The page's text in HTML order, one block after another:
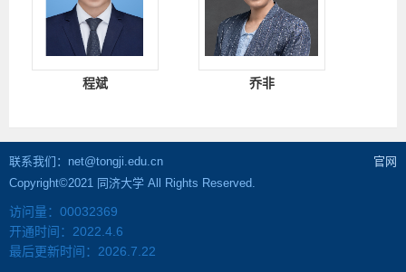
程斌 乔非
官网
联系我们：net@tongji.edu.cn
Copyright©2021 同济大学 All Rights Reserved.
访问量： 00032369
开通时间： 2022 4 6
最后更新时间： 2026 7 22